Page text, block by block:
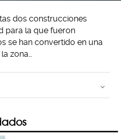
dos construcciones
para la que fueron
se han convertido en una
zona…